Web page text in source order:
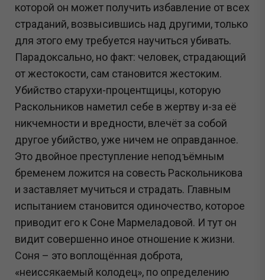
которой он может получить избавление от всех
страданий, возвысившись над другими, только
для этого ему требуется научиться убивать.
Парадоксально, но факт: человек, страдающий
от жестокости, сам становится жестоким.
Убийство старухи-процентщицы, которую
Раскольников наметил себе в жертву и-за её
никчемности и вредности, влечёт за собой
другое убийство, уже ничем не оправданное.
Это двойное преступление неподъёмным
бременем ложится на совесть Раскольникова
и заставляет мучиться и страдать. Главным
испытанием становится одиночество, которое
приводит его к Соне Мармеладовой. И тут он
видит совершенно иное отношение к жизни.
Соня – это воплощённая доброта,
«неиссякаемый колодец», по определению